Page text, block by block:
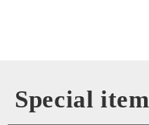
Special item